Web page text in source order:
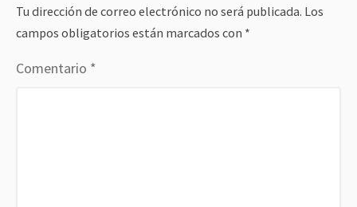
Tu dirección de correo electrónico no será publicada. Los
campos obligatorios están marcados con *
Comentario *